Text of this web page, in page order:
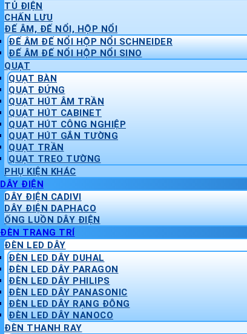
TỦ ĐIỆN
CHẤN LƯU
ĐẾ ÂM, ĐẾ NỔI, HỘP NỔI
ĐẾ ÂM ĐẾ NỔI HỘP NỔI SCHNEIDER
ĐẾ ÂM ĐẾ NỔI HỘP NỔI SINO
QUẠT
QUẠT BÀN
QUẠT ĐỨNG
QUẠT HÚT ÂM TRẦN
QUẠT HÚT CABINET
QUẠT HÚT CÔNG NGHIỆP
QUẠT HÚT GẮN TƯỜNG
QUẠT TRẦN
QUẠT TREO TƯỜNG
PHỤ KIỆN KHÁC
DÂY ĐIỆN
DÂY ĐIỆN CADIVI
DÂY ĐIỆN DAPHACO
ỐNG LUỒN DÂY ĐIỆN
ĐÈN TRANG TRÍ
ĐÈN LED DÂY
ĐÈN LED DÂY DUHAL
ĐÈN LED DÂY PARAGON
ĐÈN LED DÂY PHILIPS
ĐÈN LED DÂY PANASONIC
ĐÈN LED DÂY RẠNG ĐÔNG
ĐÈN LED DÂY NANOCO
ĐÈN THANH RAY